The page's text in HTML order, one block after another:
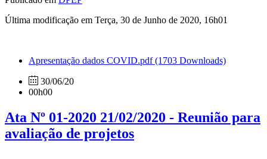
Última modificação em Terça, 30 de Junho de 2020, 16h01
Apresentação dados COVID.pdf(1703 Downloads)
30/06/20
00h00
Ata Nº 01-2020 21/02/2020 - Reunião para
avaliação de projetos